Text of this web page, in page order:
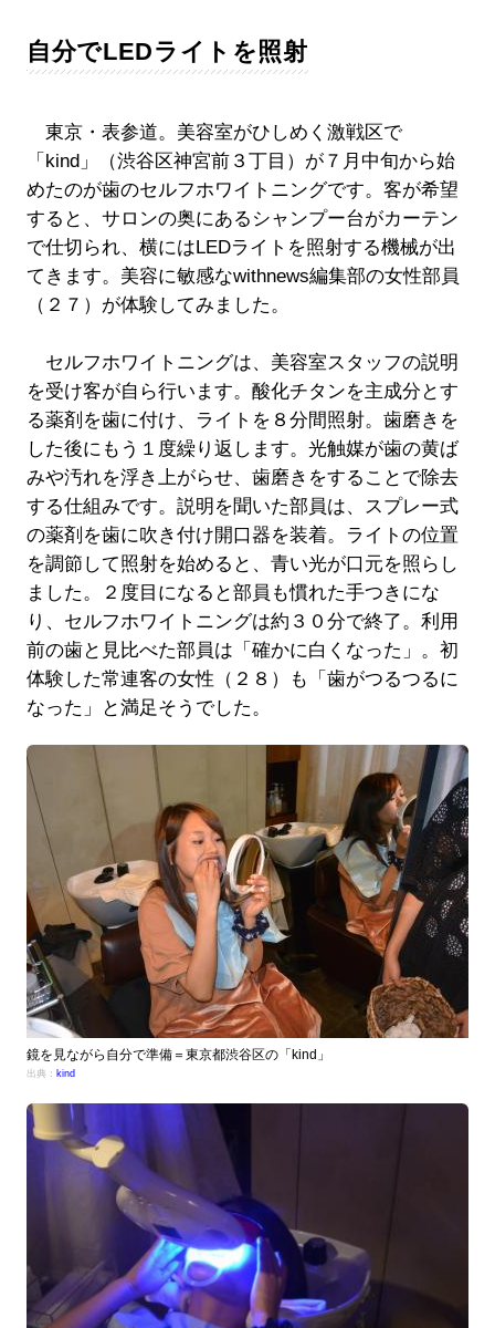
自分でLEDライトを照射
東京・表参道。美容室がひしめく激戦区で
「kind」（渋谷区神宮前３丁目）が７月中旬から始
めたのが歯のセルフホワイトニングです。客が希望
すると、サロンの奥にあるシャンプー台がカーテン
で仕切られ、横にはLEDライトを照射する機械が出
てきます。美容に敏感なwithnews編集部の女性部員
（２７）が体験してみました。
セルフホワイトニングは、美容室スタッフの説明
を受け客が自ら行います。酸化チタンを主成分とす
る薬剤を歯に付け、ライトを８分間照射。歯磨きを
した後にもう１度繰り返します。光触媒が歯の黄ば
みや汚れを浮き上がらせ、歯磨きをすることで除去
する仕組みです。説明を聞いた部員は、スプレー式
の薬剤を歯に吹き付け開口器を装着。ライトの位置
を調節して照射を始めると、青い光が口元を照らし
ました。２度目になると部員も慣れた手つきにな
り、セルフホワイトニングは約３０分で終了。利用
前の歯と見比べた部員は「確かに白くなった」。初
体験した常連客の女性（２８）も「歯がつるつるに
なった」と満足そうでした。
鏡を見ながら自分で準備＝東京都渋谷区の「kind」
出典： kind